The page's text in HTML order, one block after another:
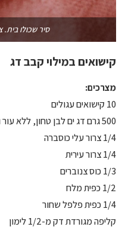
סיר שכולו בית.
קישואים במילוי קבב דג
מצרכים:
10 קישואים עגולים
500 גרם דג ים לבן טחון, ללא עור ועצמות (מבקשים מהמוכר)
1/4 צרור עלי כוסברה
1/4 צרור עירית
1/3 כוס צנוברים
1/2 כפית מלח
1/4 כפית פלפל שחור
קליפה מגורדת דק מ-1/2 לימון